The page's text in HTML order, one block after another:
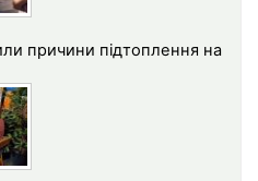
причини підтоплення на